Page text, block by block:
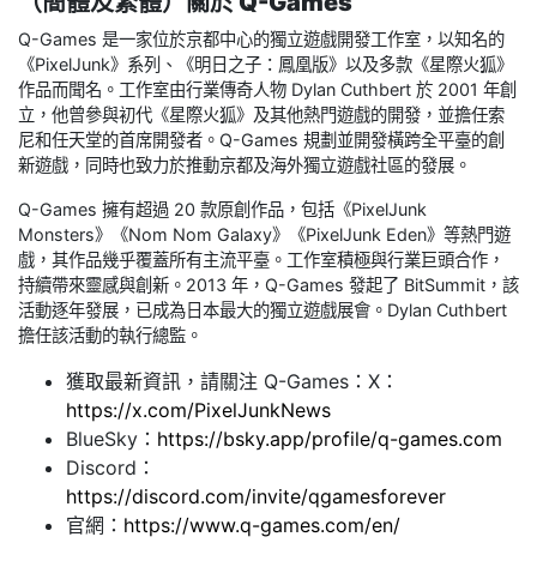
Q-Games 是一家位於京都中心的獨立遊戲開發工作室，以知名的
《PixelJunk》系列、《明日之子：鳳凰版》以及多款《星際火狐》
作品而聞名。工作室由行業傳奇人物 Dylan Cuthbert 於 2001 年創
立，他曾參與初代《星際火狐》及其他熱門遊戲的開發，並擔任索
尼和任天堂的首席開發者。Q-Games 規劃並開發橫跨全平臺的創
新遊戲，同時也致力於推動京都及海外獨立遊戲社區的發展。
Q-Games 擁有超過 20 款原創作品，包括《PixelJunk
Monsters》《Nom Nom Galaxy》《PixelJunk Eden》等熱門遊
戲，其作品幾乎覆蓋所有主流平臺。工作室積極與行業巨頭合作，
持續帶來靈感與創新。2013 年，Q-Games 發起了 BitSummit，該
活動逐年發展，已成為日本最大的獨立遊戲展會。Dylan Cuthbert
擔任該活動的執行總監。
獲取最新資訊，請關注 Q-Games：X：
https://x.com/PixelJunkNews
BlueSky： https://bsky.app/profile/q-games.com
Discord：
https://discord.com/invite/qgamesforever
官網： https://www.q-games.com/en/